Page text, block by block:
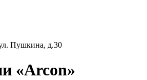
Пушкина, д.30
«Arcon»